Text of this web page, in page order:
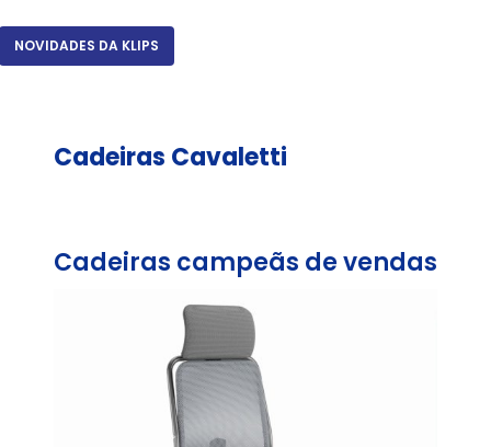
NOVIDADES DA KLIPS
Cadeiras Cavaletti
Cadeiras campeãs devendas